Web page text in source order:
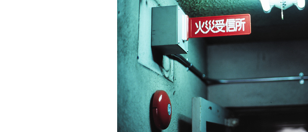
Tonga Erupción #TongaHungaHaʻapai #Geology
Pure Happiness #MorningPlaylist #January22
From the Fall of Dinos to the Rise of Humans
The Age of Reptiles in Three Acts
Desde la explosión cámbrica a la gran extinción